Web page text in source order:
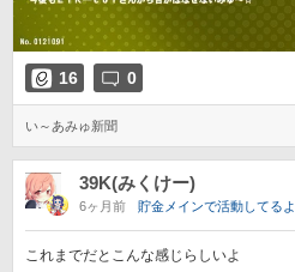
16 0
い～あみゅ新聞
39K(みくけー)
6ヶ月前 貯金メインで活動してるよ
これまでだとこんな感じらしいよ